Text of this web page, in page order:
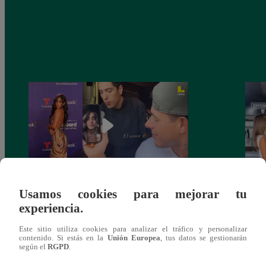
Isabella Ladera se CONFIESA antes de
los Billboard: emociones, recuerdos y un
Usamos cookies para mejorar tu
experiencia.
Este sitio utiliza cookies para analizar el tráfico y personalizar
contenido. Si estás en la Unión Europea, tus datos se gestionarán
según el RGPD.